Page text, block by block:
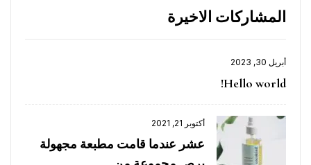
المشاركات الاخيرة
أبريل 30, 2023
Hello world!
أكتوبر 21, 2021
عشر عندما قامت مطبعة مجهولة